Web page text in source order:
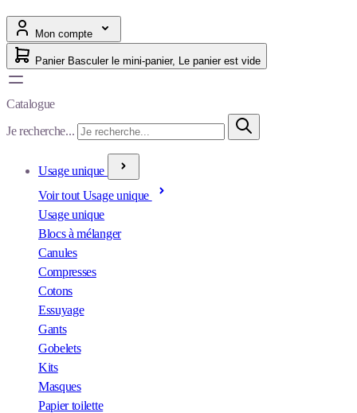
Mon compte
Panier Basculer le mini-panier, Le panier est vide
Catalogue
Je recherche...
Usage unique
Voir tout Usage unique
Usage unique
Blocs à mélanger
Canules
Compresses
Cotons
Essuyage
Gants
Gobelets
Kits
Masques
Papier toilette